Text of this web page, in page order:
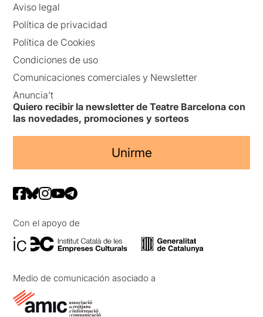
Aviso legal
Política de privacidad
Política de Cookies
Condiciones de uso
Comunicaciones comerciales y Newsletter
Anuncia’t
Quiero recibir la newsletter de Teatre Barcelona con
las novedades, promociones y sorteos
Unirme
Con el apoyo de
Medio de comunicación asociado a